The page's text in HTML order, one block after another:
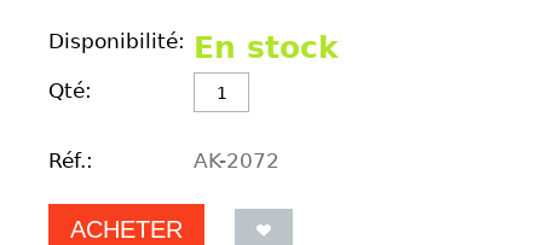
Disponibilité: En stock
Qté:
Réf.: AK-2072
ACHETER